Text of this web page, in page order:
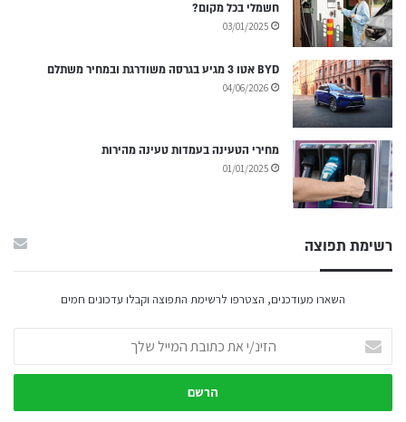
חשמלי בכל מקום?
03/01/2025
BYD אטו 3 מגיע בגרסה משודרגת ובמחיר משתלם
04/06/2026
מחירי הטעינה בעמדות טעינה מהירות
01/01/2025
רשימת תפוצה
השארו מעודכנים, הצטרפו לרשימת התפוצה וקבלו עדכונים חמים
הזינ/י
את
כתובת
שלך